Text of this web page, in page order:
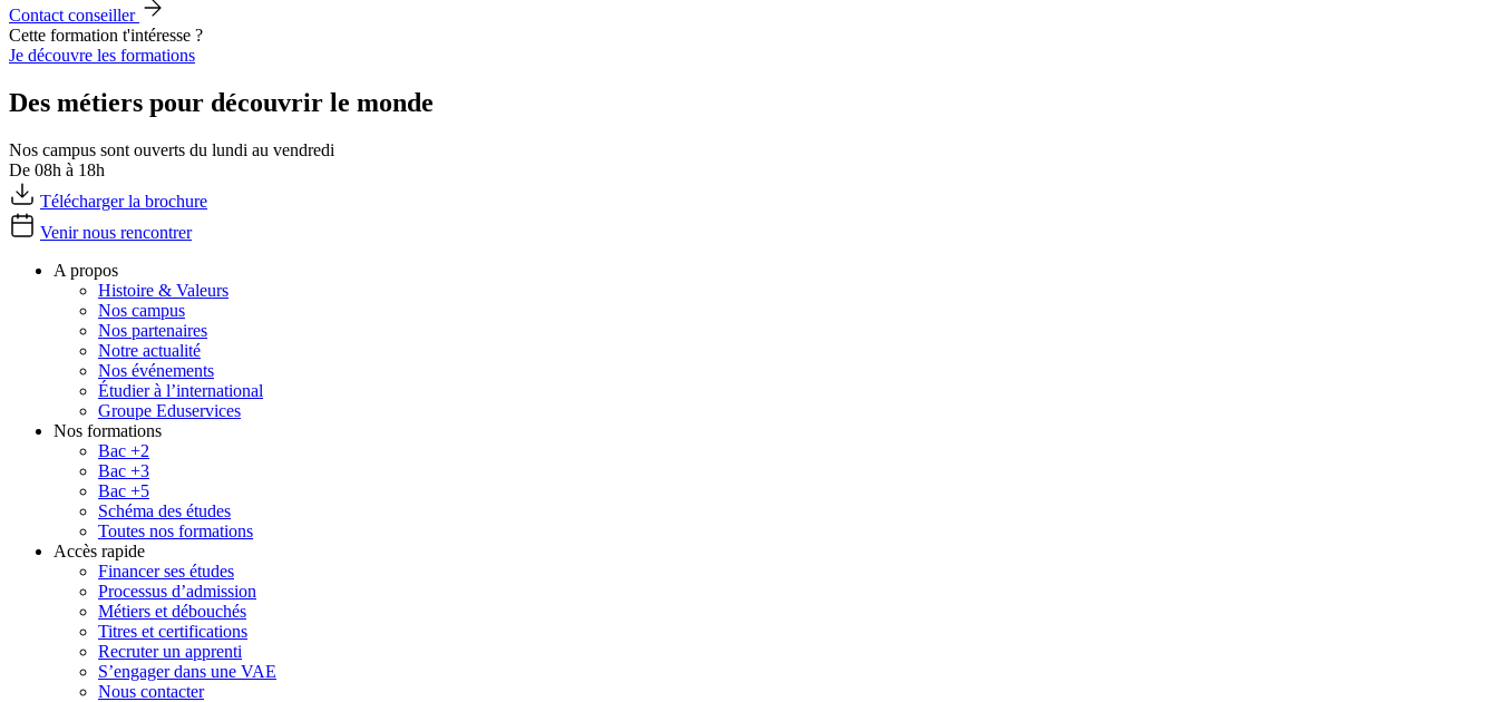
Contact conseiller
Cette formation t'intéresse ?
Je découvre les formations
Des métiers pour découvrir le monde
Nos campus sont ouverts du lundi au vendredi
De 08h à 18h
Télécharger la brochure
Venir nous rencontrer
A propos
Histoire & Valeurs
Nos campus
Nos partenaires
Notre actualité
Nos événements
Étudier à l’international
Groupe Eduservices
Nos formations
Bac +2
Bac +3
Bac +5
Schéma des études
Toutes nos formations
Accès rapide
Financer ses études
Processus d’admission
Métiers et débouchés
Titres et certifications
Recruter un apprenti
S’engager dans une VAE
Nous contacter